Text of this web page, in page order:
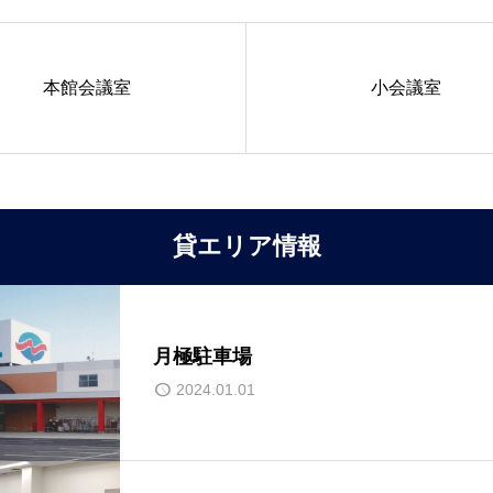
本館会議室 小会議室
貸エリア情報
月極駐車場
2024.01.01